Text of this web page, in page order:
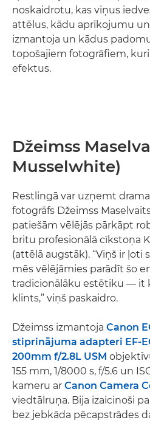
noskaidrotu, kas viņus
attēlus, kādu aprīkojumu
izmantoja un kādus
topošajiem fotogrāfiem,
efektus.
Džeimss
Musselwhite)
Restlingā var uzņemt
fotogrāfs Džeimss
patiešām vēlējās pārkāpt
britu profesionālā cīkstoņa
(attēlā augstāk). “Viņš ir ļoti
mēs vēlējāmies parādīt šo
tradicionālāku estētiku — it
klints,” viņš paskaidro.
Džeimss izmantoja Canon
stiprinājuma adapteri EF-
200mm f/2.8L USM
155 mm, 1/8000 s, f/5.6 un
kameru ar Canon Camera
viedtālruņa. Bija izaicinoši
bez jebkāda pēcapstrādes